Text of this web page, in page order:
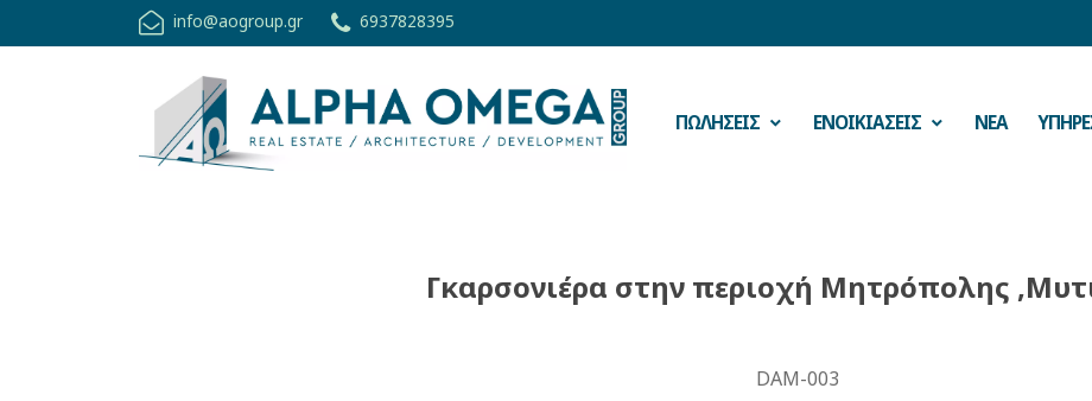
info@aogroup.gr 6937828395
ΠΩΛΗΣΕΙΣ ΕΝΟΙΚΙΑΣΕΙΣ ΝΕΑ
Γκαρσονιέρα στην περιοχή Μητρόπολης
DAM-003